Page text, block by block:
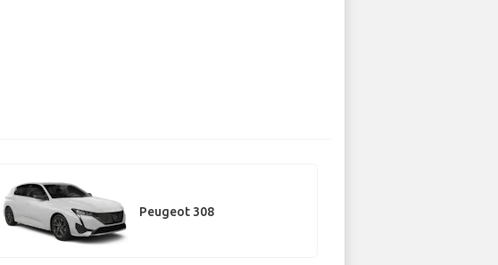
Peugeot 308